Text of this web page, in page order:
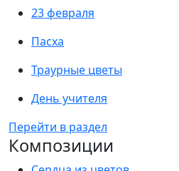
23 февраля
Пасха
Траурные цветы
День учителя
Перейти в раздел
Композиции